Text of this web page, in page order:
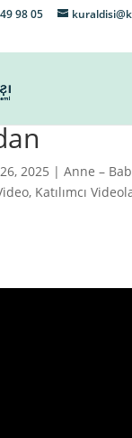
98 05
2025 | Anne –
, Katılımcı